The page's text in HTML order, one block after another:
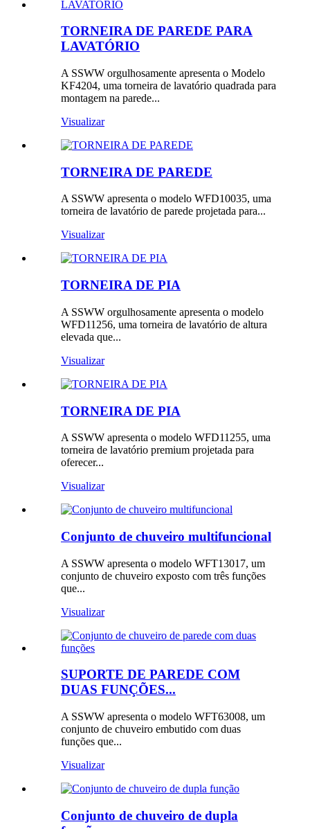
TORNEIRA DE PAREDE PARA
LAVATÓRIO
A SSWW orgulhosamente apresenta o Modelo
KF4204, uma torneira de lavatório quadrada para
montagem na parede...
Visualizar
TORNEIRA DE PAREDE
A SSWW apresenta o modelo WFD10035, uma
torneira de lavatório de parede projetada para...
Visualizar
TORNEIRA DE PIA
A SSWW orgulhosamente apresenta o modelo
WFD11256, uma torneira de lavatório de altura
elevada que...
Visualizar
TORNEIRA DE PIA
A SSWW apresenta o modelo WFD11255, uma
torneira de lavatório premium projetada para
oferecer...
Visualizar
Conjunto de chuveiro multifuncional
A SSWW apresenta o modelo WFT13017, um
conjunto de chuveiro exposto com três funções
que...
Visualizar
SUPORTE DE PAREDE COM
DUAS FUNÇÕES...
A SSWW apresenta o modelo WFT63008, um
conjunto de chuveiro embutido com duas
funções que...
Visualizar
Conjunto de chuveiro de dupla